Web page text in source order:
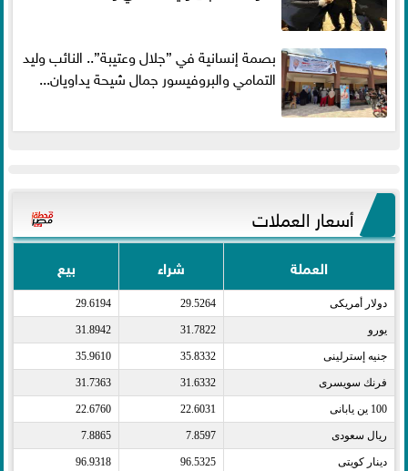
بصمة إنسانية في ”جلال وعتيبة”.. النائب وليد
التمامي والبروفيسور جمال شيحة يداويان...
أسعار العملات
العملة شراء بيع
دولار أمريكى​ 29.5264
29.6194
يورو​ 31.7822
31.8942
جنيه إسترلينى​ 35.8332
35.9610
فرنك سويسرى​ 31.6332
31.7363
100 ين يابانى​ 22.6031
22.6760
ريال سعودى​ 7.8597
7.8865
دينار كويتى​ 96.5325
96.9318